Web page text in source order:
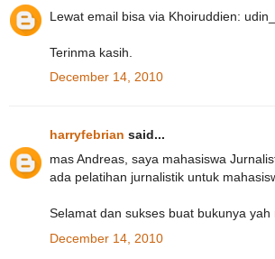
Lewat email bisa via Khoiruddien:
Terinma kasih.
December 14, 2010
harryfebrian said...
mas Andreas, saya mahasiswa
ada pelatihan jurnalistik untuk
Selamat dan sukses buat bukunya
December 14, 2010